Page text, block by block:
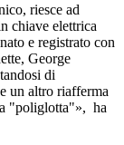
riesce ad
chiave elettrica
e registrato con
George
di
un altro riafferma
"poliglotta"», ha